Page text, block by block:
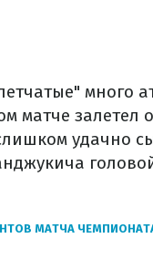
много
матче залетел
удачно
МАТЧА